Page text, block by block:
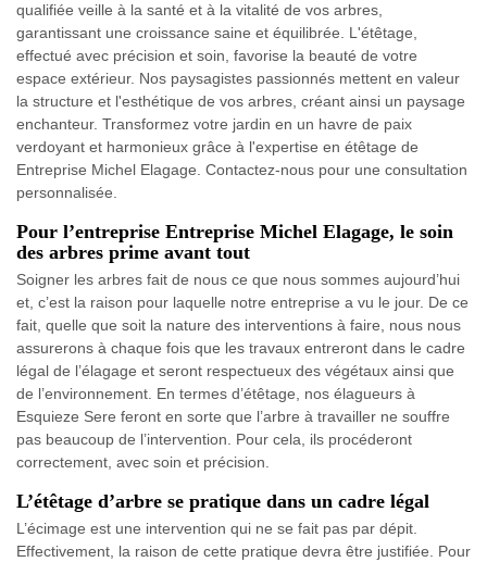
qualifiée veille à la santé et à la vitalité de vos arbres,
garantissant une croissance saine et équilibrée. L'étêtage,
effectué avec précision et soin, favorise la beauté de votre
espace extérieur. Nos paysagistes passionnés mettent en valeur
la structure et l'esthétique de vos arbres, créant ainsi un paysage
enchanteur. Transformez votre jardin en un havre de paix
verdoyant et harmonieux grâce à l'expertise en étêtage de
Entreprise Michel Elagage. Contactez-nous pour une consultation
personnalisée.
Pour l’entreprise Entreprise Michel Elagage, le soin
des arbres prime avant tout
Soigner les arbres fait de nous ce que nous sommes aujourd’hui
et, c’est la raison pour laquelle notre entreprise a vu le jour. De ce
fait, quelle que soit la nature des interventions à faire, nous nous
assurerons à chaque fois que les travaux entreront dans le cadre
légal de l’élagage et seront respectueux des végétaux ainsi que
de l’environnement. En termes d’étêtage, nos élagueurs à
Esquieze Sere feront en sorte que l’arbre à travailler ne souffre
pas beaucoup de l’intervention. Pour cela, ils procéderont
correctement, avec soin et précision.
L’étêtage d’arbre se pratique dans un cadre légal
L’écimage est une intervention qui ne se fait pas par dépit.
Effectivement, la raison de cette pratique devra être justifiée. Pour